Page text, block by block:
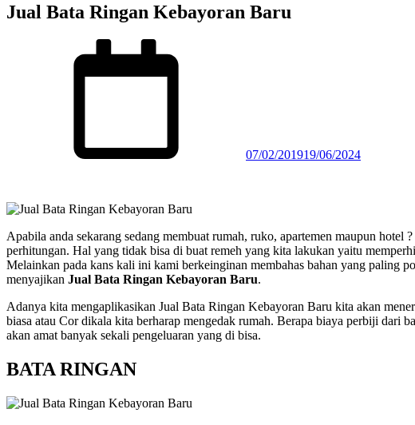
Jual Bata Ringan Kebayoran Baru
07/02/201919/06/2024
Apabila anda sekarang sedang membuat rumah, ruko, apartemen maupun hotel
perhitungan. Hal yang tidak bisa di buat remeh yang kita lakukan yaitu
Melainkan pada kans kali ini kami berkeinginan membahas bahan yang paling
menyajikan Jual Bata Ringan Kebayoran Baru.
Adanya kita mengaplikasikan Jual Bata Ringan Kebayoran Baru kita akan
biasa atau Cor dikala kita berharap mengedak rumah. Berapa biaya perbiji dari
akan amat banyak sekali pengeluaran yang di bisa.
BATA RINGAN